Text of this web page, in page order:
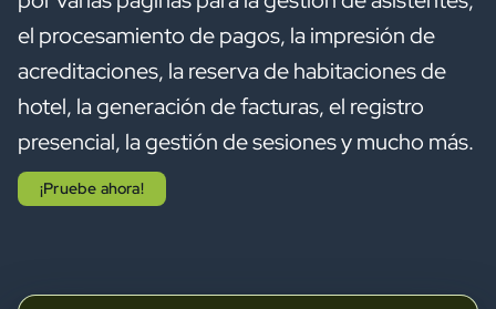
el procesamiento de pagos, la impresión de
acreditaciones, la reserva de habitaciones de
hotel, la generación de facturas, el registro
presencial, la gestión de sesiones y mucho más.
¡Pruebe ahora!